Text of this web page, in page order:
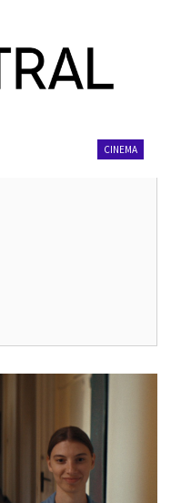
CINEMA